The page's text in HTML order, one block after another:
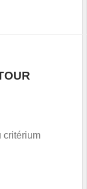
critérium